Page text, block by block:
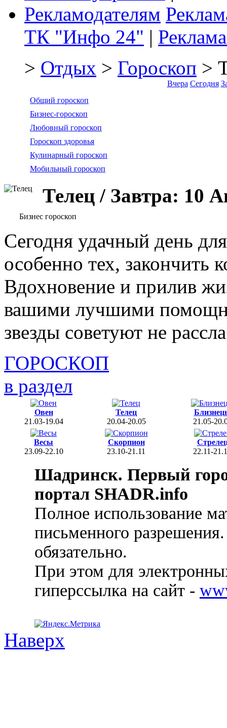
Рекламодателям
ТК "Инфо 24" |
> Отдых > Гороскоп >
Вчера Сегодня
Общий гороскоп
Бизнес-гороскоп
Любовный гороскоп
Гороскоп здоровья
Кулинарный гороскоп
Мобильный гороскоп
Телец / Завтра: 10
Бизнес гороскоп
Сегодня удачный день
особенно тех, закончить
Вдохновение и прилив
вашими лучшими
звезды советуют не
ГОРОСКОП
в раздел
Овен
21.03-19.04
Телец
20.04-20.05
21.05-
Весы
23.09-22.10
Скорпион
23.10-21.11
22.11-
Шадринск. Первый
портал SHADR.info
Полное использование
письменного
обязательно.
При этом для
гиперссылка на сайт -
Наверх